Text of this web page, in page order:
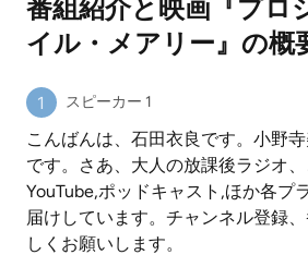
番組紹介と映画『プロ
イル・メアリー』の概
スピーカー 1
こんばんは、石田衣良です。小野
です。さあ、大人の放課後ラジオ
YouTube,ポッドキャスト,ほか各プ
届けしています。チャンネル登録
しくお願いします。